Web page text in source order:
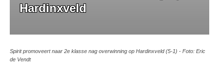
Hardinxveld
Spirit promoveert naar 2e klasse nag overwinning op Hardinxveld (5-1) - Foto: Eric
de Vendt